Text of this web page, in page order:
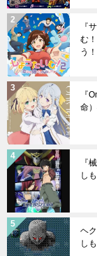
『
む
う！
『
命
『
し
ヘ
し